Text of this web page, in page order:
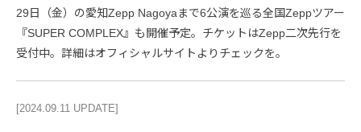
29日（金）の愛知Zepp Nagoyaまで6公演を巡る全国Zeppツアー
『SUPER COMPLEX』も開催予定。チケットはZepp二次先行を
受付中。詳細はオフィシャルサイトよりチェックを。
[2024.09.11 UPDATE]